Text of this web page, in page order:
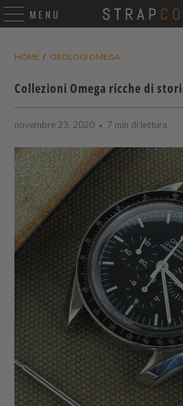
MENU
HOME / OROLOGI OMEGA
Collezioni Omega ricche di
novembre 23, 2020 7 min di lettura